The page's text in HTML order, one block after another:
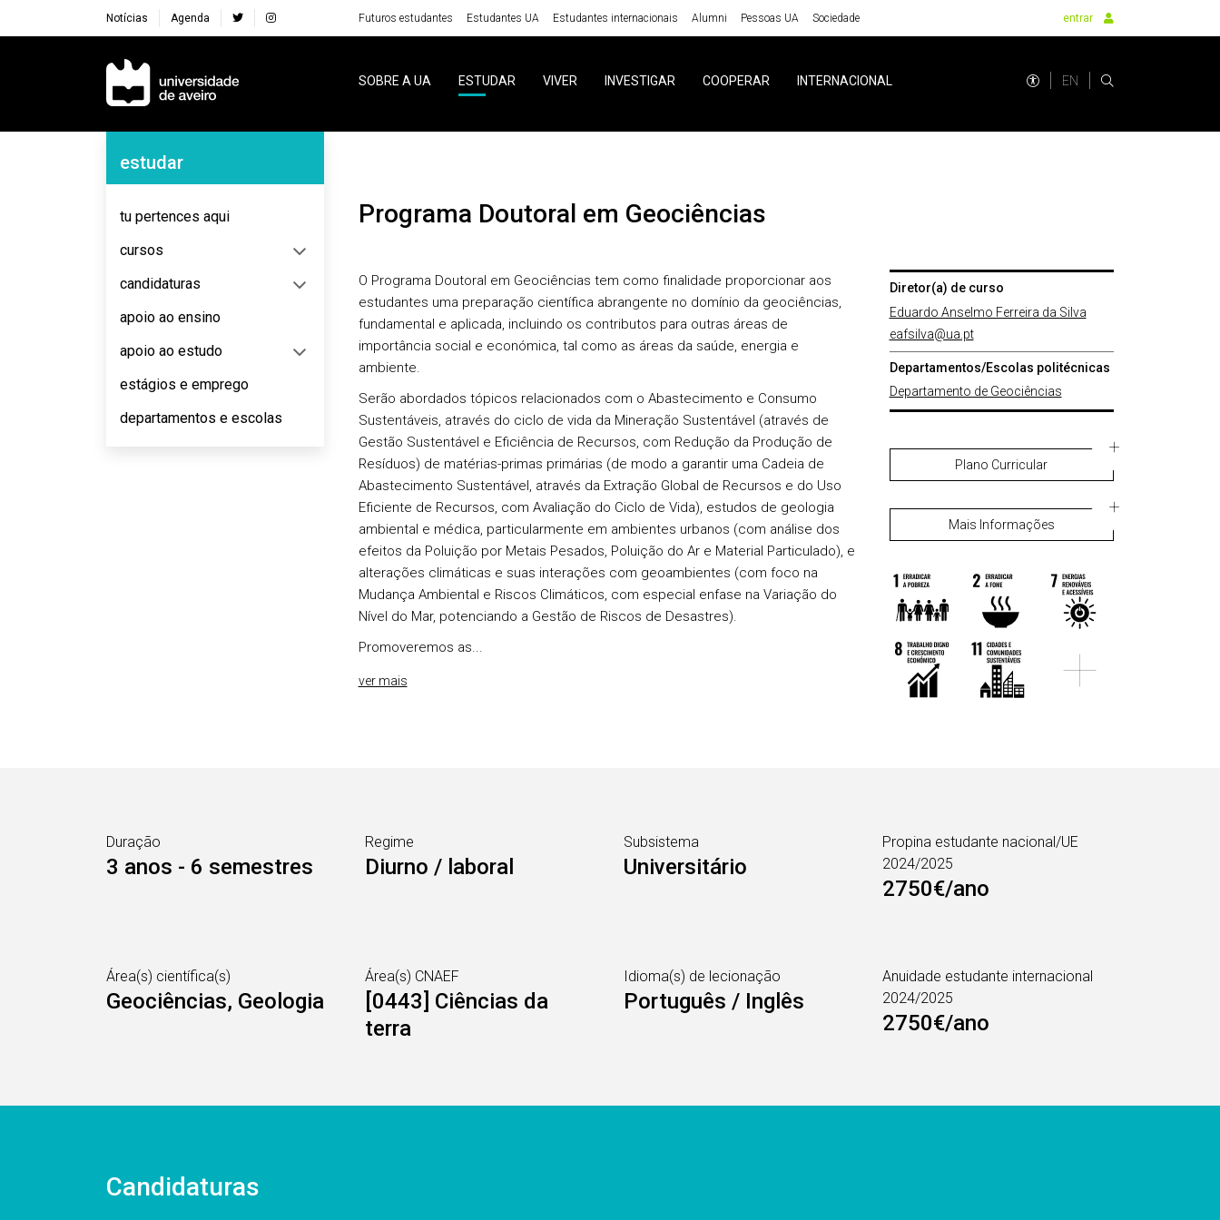
Notícias Agenda Futuros estudantes Estudantes UA Estudantes internacionais Alumni Pessoas UA Sociedade entrar
Navegação Principal
SOBRE A UA ESTUDAR VIVER INVESTIGAR COOPERAR INTERNACIONAL EN
Navegação Lateral
estudar
tu pertences aqui
cursos
candidaturas
apoio ao ensino
apoio ao estudo
estágios e emprego
departamentos e escolas
Programa Doutoral em Geociências
O Programa Doutoral em Geociências tem como finalidade proporcionar aos
estudantes uma preparação científica abrangente no domínio da geociências,
fundamental e aplicada, incluindo os contributos para outras áreas de
importância social e económica, tal como as áreas da saúde, energia e
ambiente.
Serão abordados tópicos relacionados com o Abastecimento e Consumo
Sustentáveis, através do ciclo de vida da Mineração Sustentável (através de
Gestão Sustentável e Eficiência de Recursos, com Redução da Produção de
Resíduos) de matérias-primas primárias (de modo a garantir uma Cadeia de
Abastecimento Sustentável, através da Extração Global de Recursos e do Uso
Eficiente de Recursos, com Avaliação do Ciclo de Vida), estudos de geologia
ambiental e médica, particularmente em ambientes urbanos (com análise dos
efeitos da Poluição por Metais Pesados, Poluição do Ar e Material Particulado), e
alterações climáticas e suas interações com geoambientes (com foco na
Mudança Ambiental e Riscos Climáticos, com especial enfase na Variação do
Nível do Mar, potenciando a Gestão de Riscos de Desastres).
Promoveremos as...
ver mais
Diretor(a) de curso
Eduardo Anselmo Ferreira da Silva
eafsilva@ua.pt
Departamentos/Escolas politécnicas
Departamento de Geociências
Plano Curricular
Mais Informações
Duração
3 anos - 6 semestres
Regime
Diurno / laboral
Subsistema
Universitário
Propina estudante nacional/UE
2024/2025
2750€/ano
Área(s) científica(s)
Geociências, Geologia
Área(s) CNAEF
[0443] Ciências da
terra
Idioma(s) de lecionação
Português / Inglês
Anuidade estudante internacional
2024/2025
2750€/ano
Candidaturas